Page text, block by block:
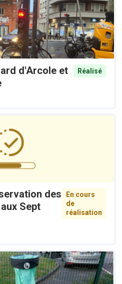
d'Arcole et
Réalisé
des
Sept
En cours
de
réalisation